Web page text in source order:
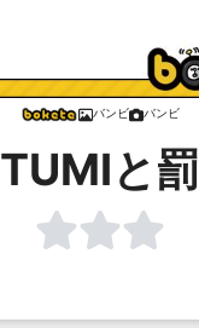
バンビ バンビ
TUMIと罰